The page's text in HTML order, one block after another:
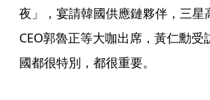
夜」，宴請韓國供應鏈夥伴，三星
CEO郭魯正等大咖出席，黃仁勳
國都很特別，都很重要。